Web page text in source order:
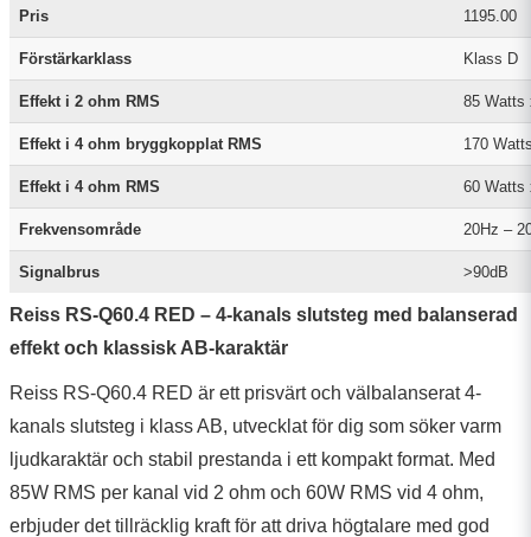
Pris 1195.00
Förstärkarklass Klass D
Effekt i 2 ohm RMS 85 Watts
Effekt i 4 ohm bryggkopplat RMS 170
Effekt i 4 ohm RMS 60 Watts
Frekvensområde 20Hz –
Signalbrus >90dB
Reiss RS-Q60.4 RED – 4-kanals slutsteg med balanserad
effekt och klassisk AB-karaktär
Reiss RS-Q60.4 RED är ett prisvärt och välbalanserat 4-
kanals slutsteg i klass AB, utvecklat för dig som söker varm
ljudkaraktär och stabil prestanda i ett kompakt format. Med
85W RMS per kanal vid 2 ohm och 60W RMS vid 4 ohm,
erbjuder det tillräcklig kraft för att driva högtalare med god